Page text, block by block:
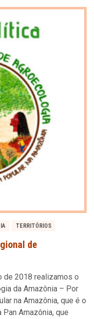
TERRITÓRIOS
de
de 2018 realizamos o
da Amazônia – Por
na Amazônia, que é o
Amazônia, que